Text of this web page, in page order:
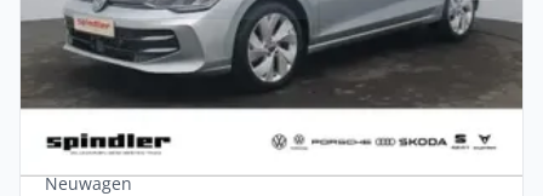
Privat
Volkswagen Golf Life eHybrid 266PS DSG
Hybrid •Automatik •
203 PS (150 kW)
Neuwagen